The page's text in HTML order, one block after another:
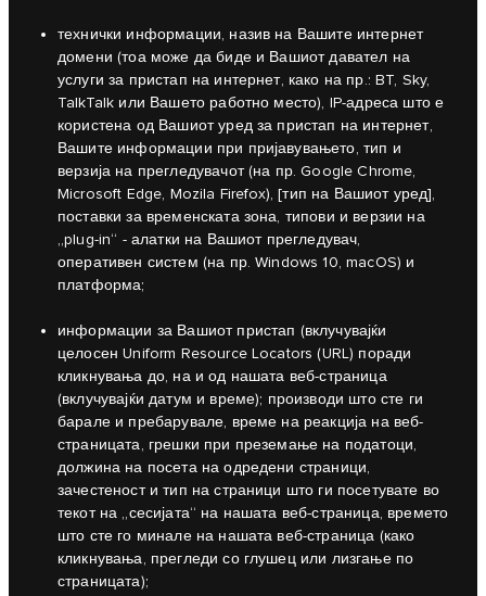
технички информации, назив на Вашите интернет
домени (тоа може да биде и Вашиот давател на
услуги за пристап на интернет, како на пр.: BT, Sky,
TalkTalk или Вашето работно место), IP-адреса што е
користена од Вашиот уред за пристап на интернет,
Вашите информации при пријавувањето, тип и
верзија на прегледувачот (на пр. Google Chrome,
Microsoft Edge, Mozila Firefox), [тип на Вашиот уред],
поставки за временската зона, типови и верзии на
„plug-in“ - алатки на Вашиот прегледувач,
оперативен систем (на пр. Windows 10, macOS) и
платформа;
информации за Вашиот пристап (вклучувајќи
целосен Uniform Resource Locators (URL) поради
кликнувања до, на и од нашата веб-страница
(вклучувајќи датум и време); производи што сте ги
барале и пребарувале, време на реакција на веб-
страницата, грешки при преземање на податоци,
должина на посета на одредени страници,
зачестеност и тип на страници што ги посетувате во
текот на „сесијата“ на нашата веб-страница, времето
што сте го минале на нашата веб-страница (како
кликнувања, прегледи со глушец или лизгање по
страницата);